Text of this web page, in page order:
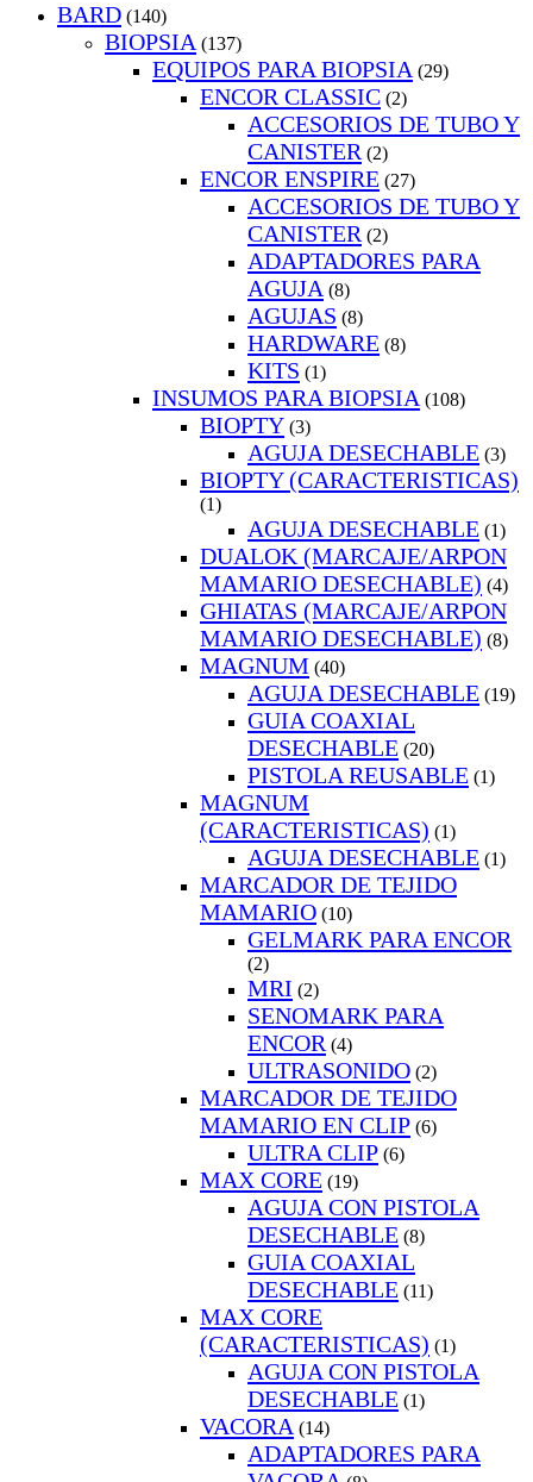
BARD (140)
BIOPSIA (137)
EQUIPOS PARA BIOPSIA (29)
ENCOR CLASSIC (2)
ACCESORIOS DE TUBO Y
CANISTER (2)
ENCOR ENSPIRE (27)
ACCESORIOS DE TUBO Y
CANISTER (2)
ADAPTADORES PARA
AGUJA (8)
AGUJAS (8)
HARDWARE (8)
KITS (1)
INSUMOS PARA BIOPSIA (108)
BIOPTY (3)
AGUJA DESECHABLE (3)
BIOPTY (CARACTERISTICAS)
(1)
AGUJA DESECHABLE (1)
DUALOK (MARCAJE/ARPON
MAMARIO DESECHABLE) (4)
GHIATAS (MARCAJE/ARPON
MAMARIO DESECHABLE) (8)
MAGNUM (40)
AGUJA DESECHABLE (19)
GUIA COAXIAL
DESECHABLE (20)
PISTOLA REUSABLE (1)
MAGNUM
(CARACTERISTICAS) (1)
AGUJA DESECHABLE (1)
MARCADOR DE TEJIDO
MAMARIO (10)
GELMARK PARA ENCOR
(2)
MRI (2)
SENOMARK PARA
ENCOR (4)
ULTRASONIDO (2)
MARCADOR DE TEJIDO
MAMARIO EN CLIP (6)
ULTRA CLIP (6)
MAX CORE (19)
AGUJA CON PISTOLA
DESECHABLE (8)
GUIA COAXIAL
DESECHABLE (11)
MAX CORE
(CARACTERISTICAS) (1)
AGUJA CON PISTOLA
DESECHABLE (1)
VACORA (14)
ADAPTADORES PARA